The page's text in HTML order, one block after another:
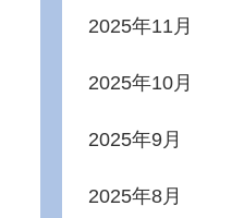
2025年11月
2025年10月
2025年9月
2025年8月